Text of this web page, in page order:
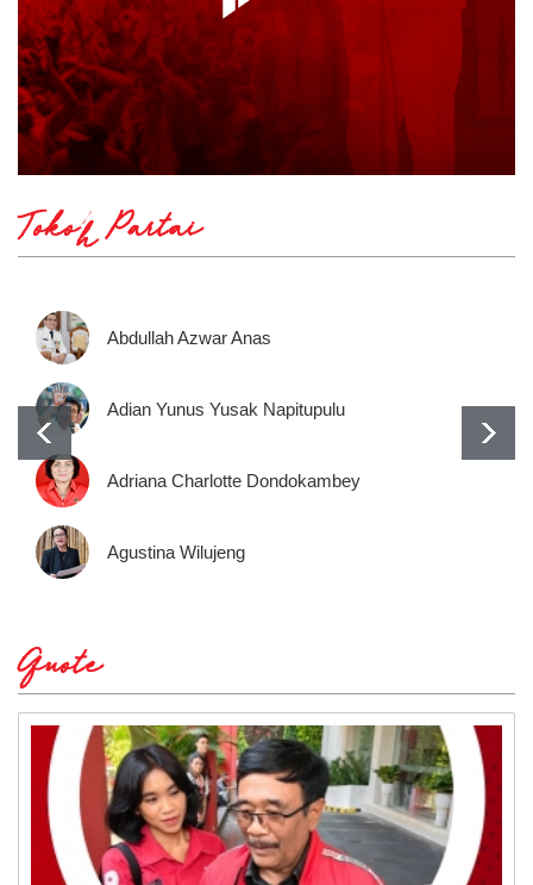
Tokoh Partai
Abdullah Azwar Anas
Adian Yunus Yusak Napitupulu
Adriana Charlotte Dondokambey
Agustina Wilujeng
Quote